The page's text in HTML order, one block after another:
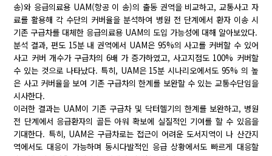
송)와 응급의료용 UAM(항공 이 송)의 출동 권역을 비교하고, 교통사고 자
료를 활용해 각 수단의 커버율을 분석하여 병원 전 단계에서 환자 이송 시
기존 구급차를 대체한 응급의료용 UAM의 도입 가능성에 대해 알아보았다.
분석 결과, 편도 15분 내 권역에서 UAM은 95%의 사고를 커버할 수 있어
사고 커버 개수가 구급차의 6배 가 증가하였고, 사고지점도 100% 커버할
수 있는 것으로 나타났다. 특히, UAM은 15분 시나리오에서도 95% 의 높
은 사고 커버율을 보여 기존 구급차의 한계를 보완할 수 있는 교통수단임을
시사한다.
이러한 결과는 UAM이 기존 구급차 및 닥터헬기의 한계를 보완하고, 병원
전 단계에서 응급환자의 골든 아워 확보에 실질적인 기여를 할 수 있음을
기대한다. 특히, UAM은 구급차로는 접근이 어려운 도서지역이 나 산간지
역에서도 대응이 가능하며 동시다발적인 응급 상황에서도 빠르게 대응할